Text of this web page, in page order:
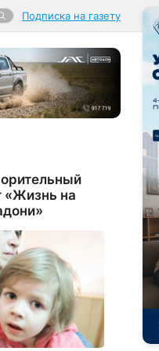
Подписка на газету
«Жизнь на